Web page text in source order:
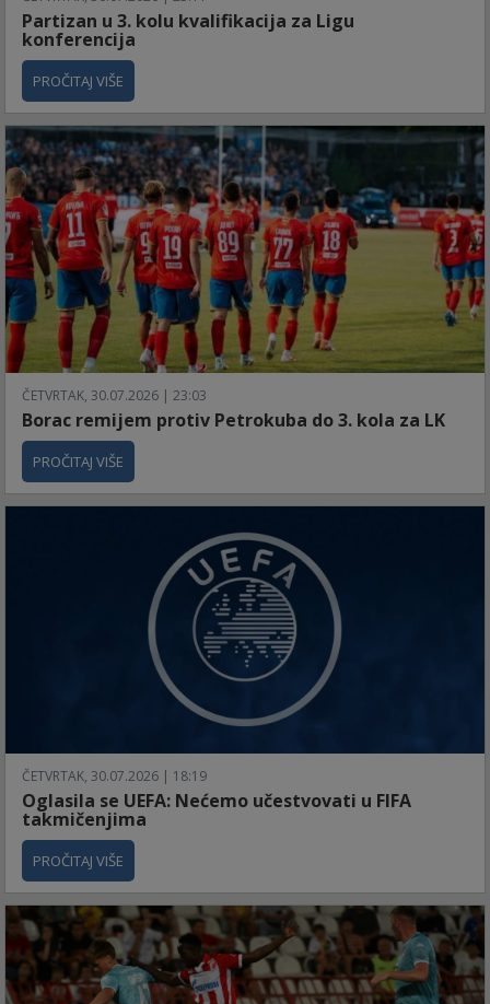
Partizan u 3. kolu kvalifikacija za Ligu
konferencija
PROČITAJ VIŠE
ČETVRTAK, 30.07.2026 | 23:03
Borac remijem protiv Petrokuba do 3. kola za LK
PROČITAJ VIŠE
ČETVRTAK, 30.07.2026 | 18:19
Oglasila se UEFA: Nećemo učestvovati u FIFA
takmičenjima
PROČITAJ VIŠE